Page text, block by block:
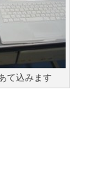
て込みます